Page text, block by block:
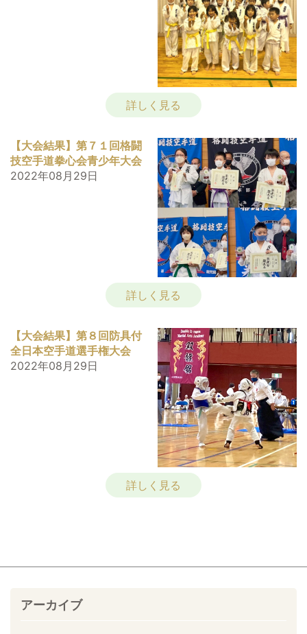
詳しく見る
【大会結果】第７１回格闘
技空手道拳心会青少年大会
2022年08月29日
詳しく見る
【大会結果】第８回防具付
全日本空手道選手権大会
2022年08月29日
詳しく見る
アーカイブ